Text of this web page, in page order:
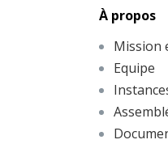
À propos
Mission
Equipe